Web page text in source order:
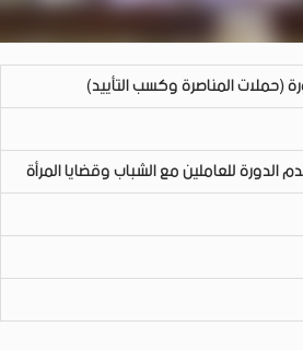
(حملات المناصرة وكسب التأييد)
الدورة للعاملين مع الشباب وقضايا المرأة